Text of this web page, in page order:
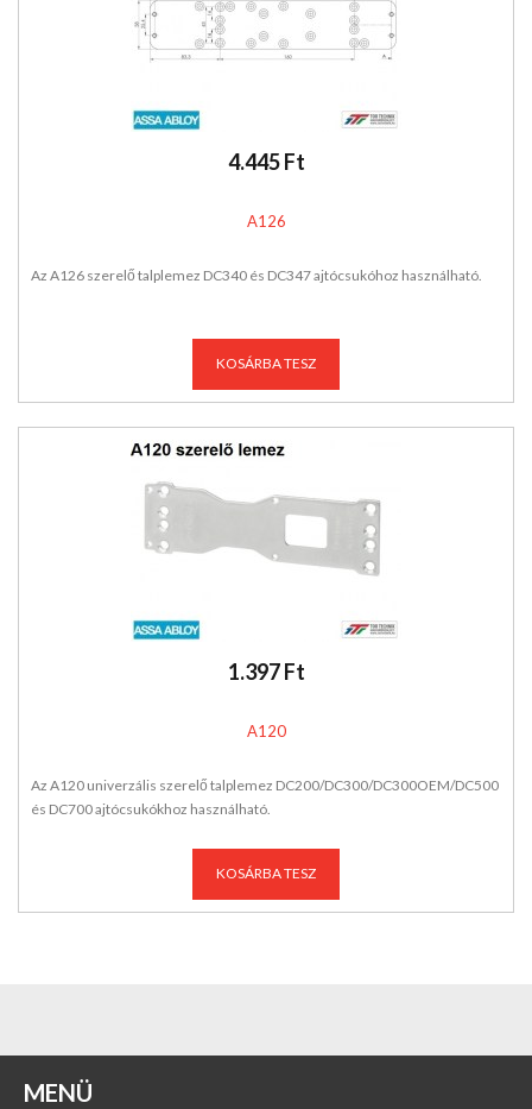
4.445 Ft
A126
Az A126 szerelő talplemez DC340 és DC347 ajtócsukóhoz használható.
KOSÁRBA TESZ
1.397 Ft
A120
Az A120 univerzális szerelő talplemez DC200/DC300/DC300OEM/DC500
és DC700 ajtócsukókhoz használható.
KOSÁRBA TESZ
MENÜ